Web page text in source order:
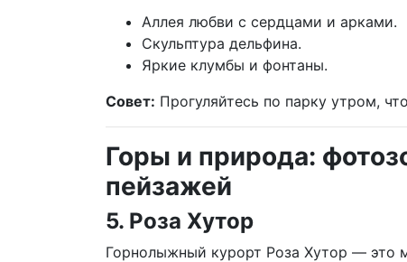
Аллея любви с сердцами и арками.
Скульптура дельфина.
Яркие клумбы и фонтаны.
Совет: Прогуляйтесь по парку утром,
Горы и природа:
пейзажей
5. Роза Хутор
Горнолыжный курорт Роза Хутор — это